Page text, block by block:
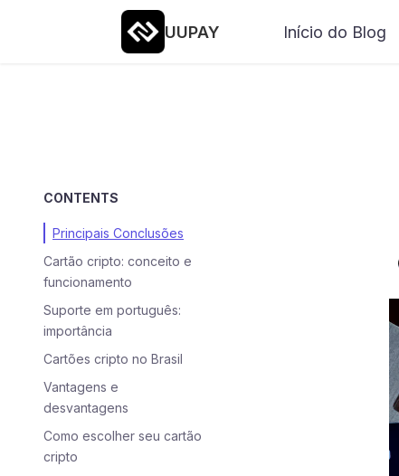
UUPAY Início do Blog
CONTENTS
Principais Conclusões
Cartão cripto: conceito e
funcionamento
Suporte em português:
importância
Cartões cripto no Brasil
Vantagens e
desvantagens
Como escolher seu cartão
cripto